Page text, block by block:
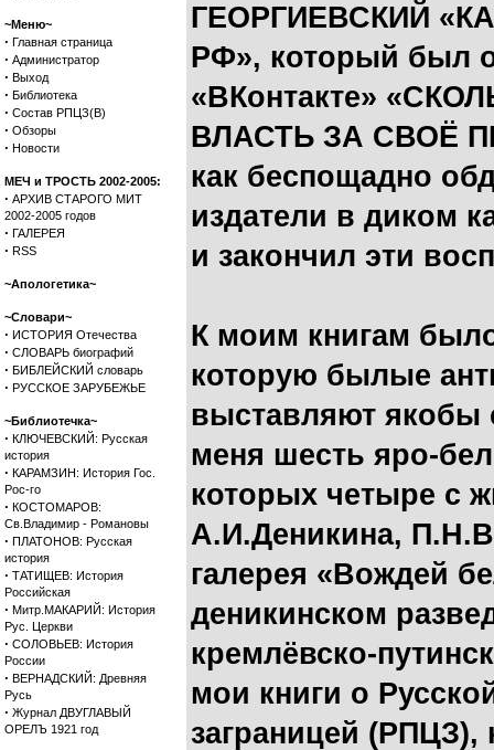
~Меню~
· Главная страница
· Администратор
· Выход
· Библиотека
· Состав РПЦЗ(В)
· Обзоры
· Новости
МЕЧ и ТРОСТЬ 2002-2005:
· АРХИВ СТАРОГО МИТ
2002-2005 годов
· ГАЛЕРЕЯ
· RSS
~Апологетика~
~Словари~
· ИСТОРИЯ Отечества
· СЛОВАРЬ биографий
· БИБЛЕЙСКИЙ словарь
· РУССКОЕ ЗАРУБЕЖЬЕ
~Библиотечка~
· КЛЮЧЕВСКИЙ: Русская
история
· КАРАМЗИН: История Гос.
Рос-го
· КОСТОМАРОВ:
Св.Владимир - Романовы
· ПЛАТОНОВ: Русская
история
· ТАТИЩЕВ: История
Российская
· Митр.МАКАРИЙ: История
Рус. Церкви
· СОЛОВЬЕВ: История
России
· ВЕРНАДСКИЙ: Древняя
Русь
· Журнал ДВУГЛАВЫЙ
ОРЕЛЪ 1921 год
ГЕОРГИЕВСКИЙ
РФ», который был
«ВКонтакте»
ВЛАСТЬ ЗА СВОЁ
как беспощадно
издатели в диком
и закончил эти
К моим книгам
которую былые
выставляют якобы
меня шесть яро-
которых четыре с
А.И.Деникина,
галерея «Вождей
деникинском
кремлёвско-
мои книги о
заграницей (РПЦЗ),